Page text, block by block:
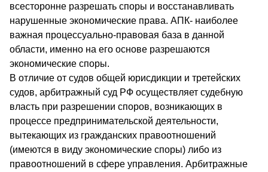
всесторонне разрешать споры и восстанавливать
нарушенные экономические права. АПК- наиболее
важная процессуально-правовая база в данной
области, именно на его основе разрешаются
экономические споры.
В отличие от судов общей юрисдикции и третейских
судов, арбитражный суд РФ осуществляет судебную
власть при разрешении споров, возникающих в
процессе предпринимательской деятельности,
вытекающих из гражданских правоотношений
(имеются в виду экономические споры) либо из
правоотношений в сфере управления. Арбитражные